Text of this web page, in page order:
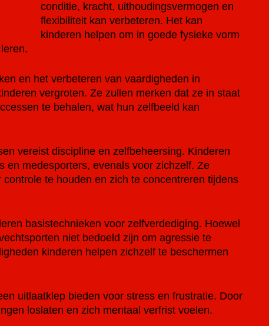
conditie, kracht, uithoudingsvermogen en
flexibiliteit kan verbeteren. Het kan
kinderen helpen om in goede fysieke vorm
en het verbeteren van vaardigheden in
vergroten. Ze zullen merken dat ze in staat
te behalen, wat hun zelfbeeld kan
vereist discipline en zelfbeheersing. Kinderen
en medesporters, evenals voor zichzelf. Ze
te houden en zich te concentreren tijdens
basistechnieken voor zelfverdediging. Hoewel
niet bedoeld zijn om agressie te
kinderen helpen zichzelf te beschermen
uitlaatklep bieden voor stress en frustratie. Door
loslaten en zich mentaal verfrist voelen.